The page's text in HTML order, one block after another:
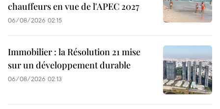
chauffeurs en vue de l'APEC 2027
06/08/2026 02:15
Immobilier : la Résolution 21 mise
sur un développement durable
06/08/2026 02:13